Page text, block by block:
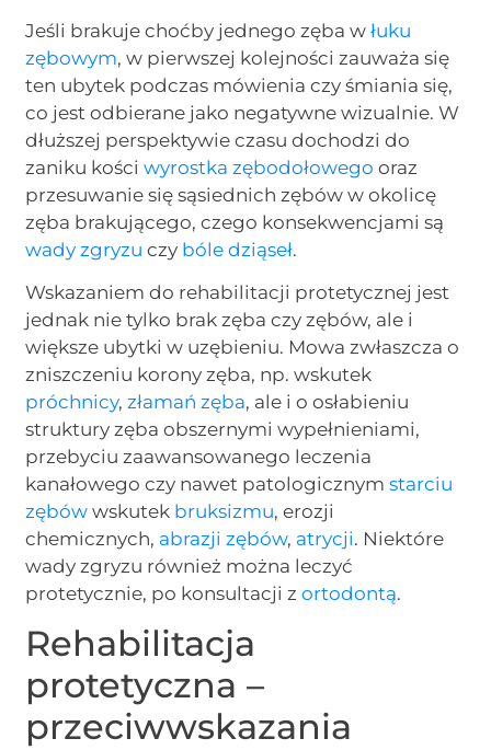
Jeśli brakuje choćby jednego zęba włuku
zębowym, w pierwszej kolejności zauważa się
ten ubytek podczas mówienia czy śmiania się,
co jest odbierane jako negatywne wizualnie. W
dłuższej perspektywie czasu dochodzi do
zaniku kościwyrostka zębodołowego oraz
przesuwanie się sąsiednich zębów w okolicę
zęba brakującego, czego konsekwencjami są
wady zgryzu czy bóle dziąseł.
Wskazaniem do rehabilitacji protetycznej jest
jednak nie tylko brak zęba czy zębów, ale i
większe ubytki w uzębieniu. Mowa zwłaszcza o
zniszczeniu korony zęba, np. wskutek
próchnicy,złamań zęba, ale i o osłabieniu
struktury zęba obszernymi wypełnieniami,
przebyciu zaawansowanego leczenia
kanałowego czy nawet patologicznymstarciu
zębów wskutek bruksizmu, erozji
chemicznych, abrazji zębów, atrycji. Niektóre
wady zgryzu również można leczyć
protetycznie, po konsultacji zortodontą.
Rehabilitacja
protetyczna –
przeciwwskazania